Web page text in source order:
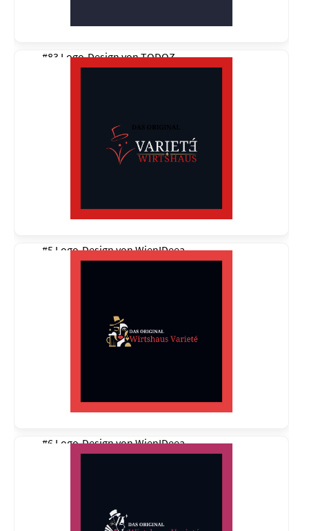
#83 Logo-Design vonTODOZ
#5 Logo-Design vonWienIDeea
#6 Logo-Design vonWienIDeea